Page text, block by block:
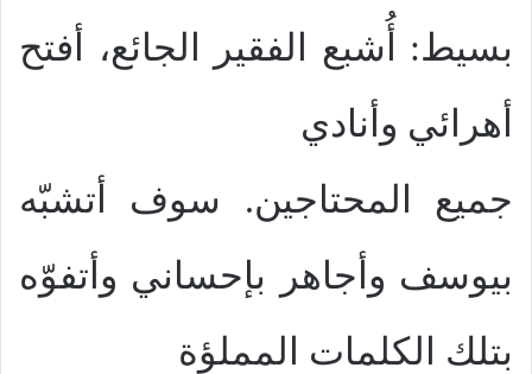
بسيط: أُشبع الفقير الجائع، أفتح
أهرائي وأنادي
جميع المحتاجين. سوف أتشبّه
بيوسف وأجاهر بإحساني وأتفوّه
بتلك الكلمات المملؤة